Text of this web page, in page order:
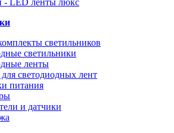
светильников
светильники
ленты
светодиодных лент
питания
и датчики